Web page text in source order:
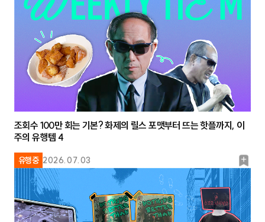
크
유행중 2026.07.03
북
마
크
조회수 100만 회는 기본? 화제의 릴스 포맷부터 뜨는 핫플까지, 이
주의 유행템 4